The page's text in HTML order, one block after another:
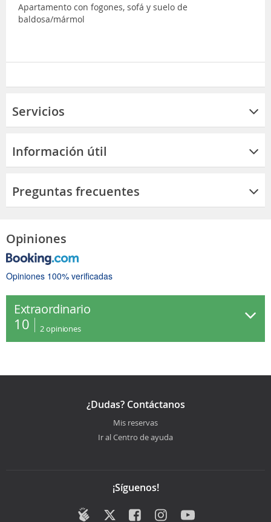
Apartamento con fogones, sofá y suelo de
baldosa/mármol
Servicios
Información útil
Preguntas frecuentes
Opiniones
Opiniones 100% verificadas
Extraordinario
10 2 opiniones
¿Dudas? Contáctanos
Mis reservas
Ir al Centro de ayuda
¡Síguenos!